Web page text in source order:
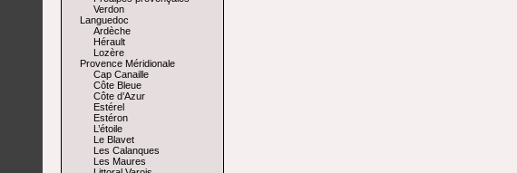
Verdon
Languedoc
Ardèche
Hérault
Lozère
Provence Méridionale
Cap Canaille
Côte Bleue
Côte d’Azur
Estérel
Estéron
L’étoile
Le Blavet
Les Calanques
Les Maures